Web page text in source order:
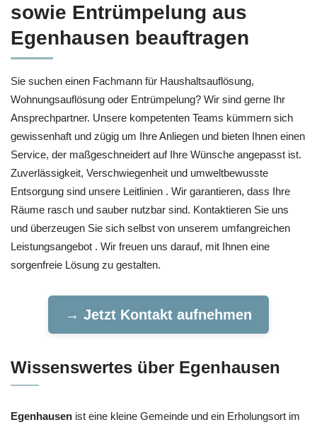
sowie Entrümpelung aus
Egenhausen beauftragen
Sie suchen einen Fachmann für Haushaltsauflösung,
Wohnungsauflösung oder Entrümpelung? Wir sind gerne Ihr
Ansprechpartner. Unsere kompetenten Teams kümmern sich
gewissenhaft und zügig um Ihre Anliegen und bieten Ihnen einen
Service, der maßgeschneidert auf Ihre Wünsche angepasst ist.
Zuverlässigkeit, Verschwiegenheit und umweltbewusste
Entsorgung sind unsere Leitlinien . Wir garantieren, dass Ihre
Räume rasch und sauber nutzbar sind. Kontaktieren Sie uns
und überzeugen Sie sich selbst von unserem umfangreichen
Leistungsangebot . Wir freuen uns darauf, mit Ihnen eine
sorgenfreie Lösung zu gestalten.
→ Jetzt Kontakt aufnehmen
Wissenswertes über Egenhausen
Egenhausen ist eine kleine Gemeinde und ein Erholungsort im